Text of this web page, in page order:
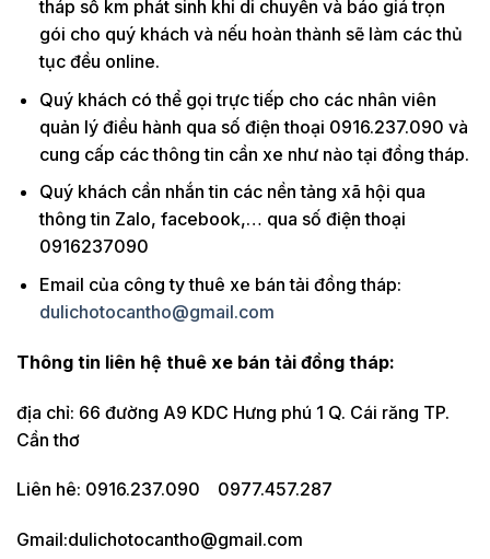
tháp số km phát sinh khi di chuyển và báo giá trọn
gói cho quý khách và nếu hoàn thành sẽ làm các thủ
tục đều online.
Quý khách có thể gọi trực tiếp cho các nhân viên
quản lý điều hành qua số điện thoại 0916.237.090 và
cung cấp các thông tin cần xe như nào tại đồng tháp.
Quý khách cần nhắn tin các nền tảng xã hội qua
thông tin Zalo, facebook,… qua số điện thoại
0916237090
Email của công ty thuê xe bán tải đồng tháp:
dulichotocantho@gmail.com
Thông tin liên hệ thuê xe bán tải đồng tháp:
địa chỉ: 66 đường A9 KDC Hưng phú 1 Q. Cái răng TP.
Cần thơ
Liên hê: 0916.237.090 0977.457.287
Gmail:dulichotocantho@gmail.com